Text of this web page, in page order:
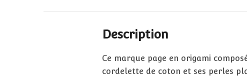
Description
Ce marque page en origami
cordelette de coton et ses perles